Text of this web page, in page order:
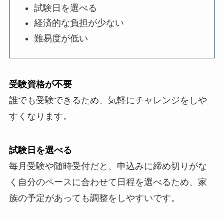
試験日を選べる
経済的な負担が少ない
難易度が低い
受験資格が不要
誰でも受験できるため、気軽にチャレンジをしや
すくなります。
試験日を選べる
毎月受験や随時受付だと、申込みに締め切りがな
く自分のペースに合わせて日程を選べるため、家
族の予定があっても調整をしやすいです。